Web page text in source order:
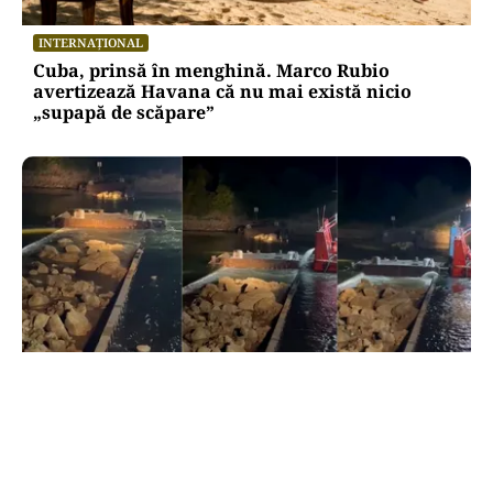
INTERNAȚIONAL
Cuba, prinsă în menghină. Marco Rubio
avertizează Havana că nu mai există nicio
„supapă de scăpare”